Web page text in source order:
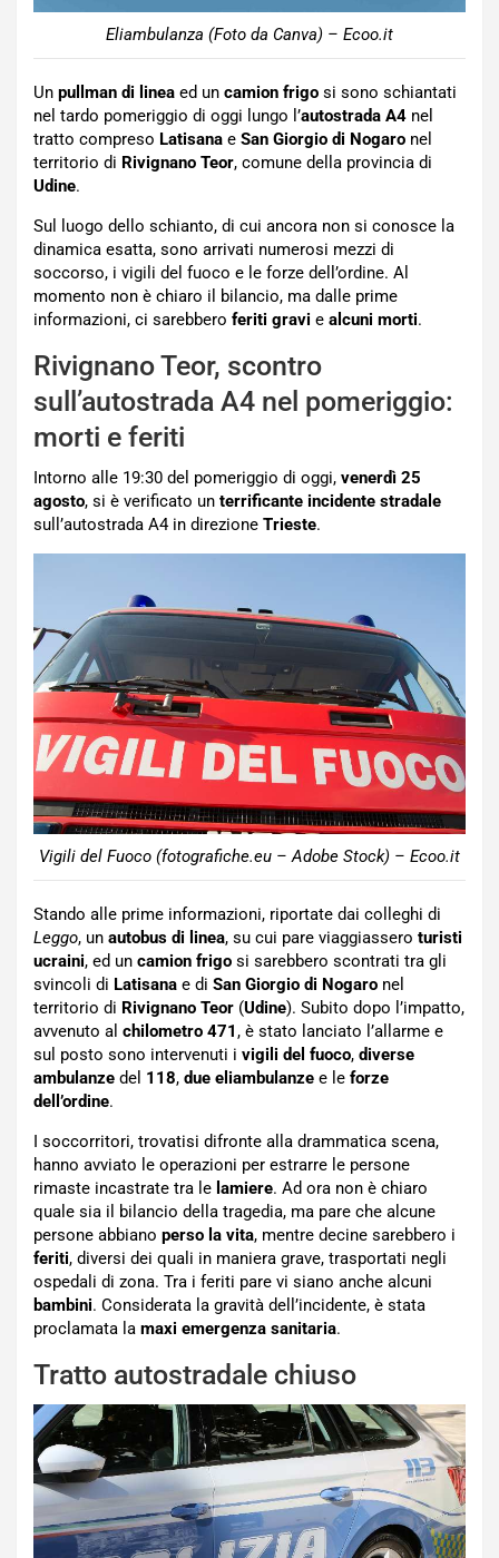
Eliambulanza (Foto da Canva) – Ecoo.it
Un pullman di linea ed un camion frigo si sono schiantati
nel tardo pomeriggio di oggi lungo l’autostrada A4 nel
tratto compreso Latisana e San Giorgio di Nogaro nel
territorio di Rivignano Teor, comune della provincia di
Udine.
Sul luogo dello schianto, di cui ancora non si conosce la
dinamica esatta, sono arrivati numerosi mezzi di
soccorso, i vigili del fuoco e le forze dell’ordine. Al
momento non è chiaro il bilancio, ma dalle prime
informazioni, ci sarebbero feriti gravi e alcuni morti.
Rivignano Teor, scontro
sull’autostrada A4 nel pomeriggio:
morti e feriti
Intorno alle 19:30 del pomeriggio di oggi, venerdì 25
agosto, si è verificato un terrificante incidente stradale
sull’autostrada A4 in direzione Trieste.
Vigili del Fuoco (fotografiche.eu – Adobe Stock) – Ecoo.it
Stando alle prime informazioni, riportate dai colleghi di
Leggo, un autobus di linea, su cui pare viaggiassero turisti
ucraini, ed un camion frigo si sarebbero scontrati tra gli
svincoli di Latisana e di San Giorgio di Nogaro nel
territorio di Rivignano Teor (Udine). Subito dopo l’impatto,
avvenuto al chilometro 471, è stato lanciato l’allarme e
sul posto sono intervenuti i vigili del fuoco, diverse
ambulanze del 118, due eliambulanze e le forze
dell’ordine.
I soccorritori, trovatisi difronte alla drammatica scena,
hanno avviato le operazioni per estrarre le persone
rimaste incastrate tra le lamiere. Ad ora non è chiaro
quale sia il bilancio della tragedia, ma pare che alcune
persone abbiano perso la vita, mentre decine sarebbero i
feriti, diversi dei quali in maniera grave, trasportati negli
ospedali di zona. Tra i feriti pare vi siano anche alcuni
bambini. Considerata la gravità dell’incidente, è stata
proclamata la maxi emergenza sanitaria.
Tratto autostradale chiuso